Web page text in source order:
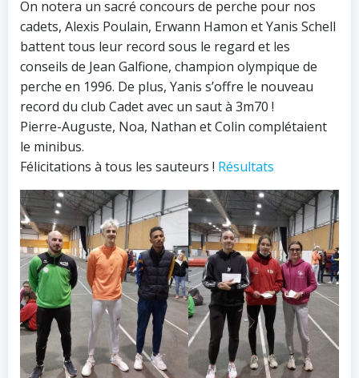
On notera un sacré concours de perche pour nos
cadets, Alexis Poulain, Erwann Hamon et Yanis Schell
battent tous leur record sous le regard et les
conseils de Jean Galfione, champion olympique de
perche en 1996. De plus, Yanis s’offre le nouveau
record du club Cadet avec un saut à 3m70 !
Pierre-Auguste, Noa, Nathan et Colin complétaient
le minibus.
Félicitations à tous les sauteurs ! Résultats